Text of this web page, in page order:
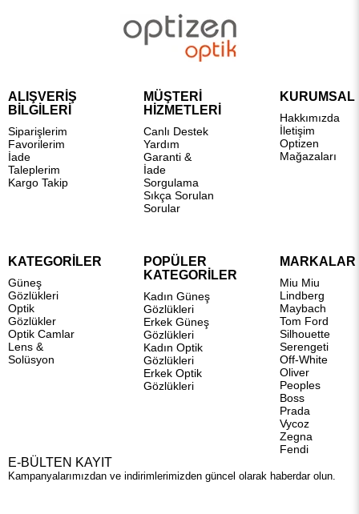
ALIŞVERİŞ
BİLGİLERİ
Siparişlerim
Favorilerim
İade
Taleplerim
Kargo Takip
MÜŞTERİ
HİZMETLERİ
Canlı Destek
Yardım
Garanti &
İade
Sorgulama
Sıkça Sorulan
Sorular
KURUMSAL
Hakkımızda
İletişim
Optizen
Mağazaları
KATEGORİLER
Güneş
Gözlükleri
Optik
Gözlükler
Optik Camlar
Lens &
Solüsyon
POPÜLER
KATEGORİLER
Kadın Güneş
Gözlükleri
Erkek Güneş
Gözlükleri
Kadın Optik
Gözlükleri
Erkek Optik
Gözlükleri
MARKALAR
Miu Miu
Lindberg
Maybach
Tom Ford
Silhouette
Serengeti
Off-White
Oliver
Peoples
Boss
Prada
Vycoz
Zegna
Fendi
E-BÜLTEN KAYIT
Kampanyalarımızdan ve indirimlerimizden güncel olarak haberdar olun.